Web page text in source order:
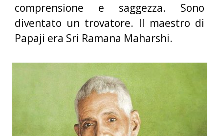
comprensione e saggezza. Sono
diventato un trovatore. Il maestro di
Papaji era Sri Ramana Maharshi.